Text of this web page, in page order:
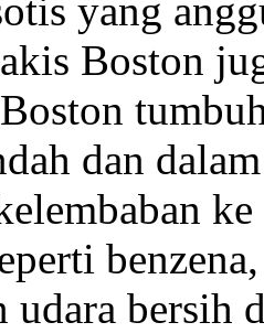
yang
Boston
dan
udara bersih